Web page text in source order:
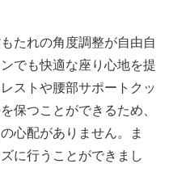
たれの角度調整が自由自
でも快適な座り心地を提
ストや腰部サポートクッ
保つことができるため、
心配がありません。ま
に行うことができまし